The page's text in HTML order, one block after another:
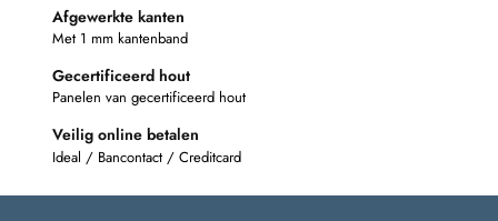
Afgewerkte kanten
Met 1 mm kantenband
Gecertificeerd hout
Panelen van gecertificeerd hout
Veilig online betalen
Ideal / Bancontact / Creditcard